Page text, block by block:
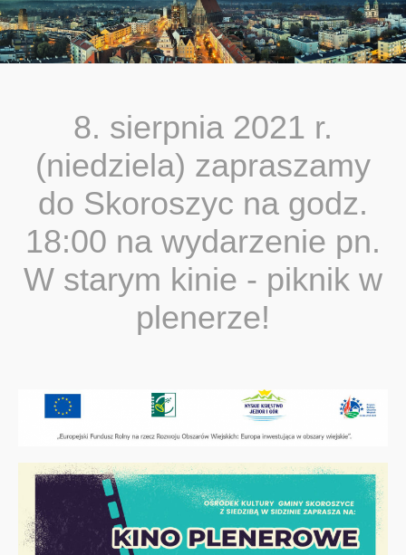
You are here:
8. sierpnia 2021 r.
(niedziela) zapraszamy
do Skoroszyc na godz.
18:00 na wydarzenie pn.
W starym kinie - piknik w
plenerze!